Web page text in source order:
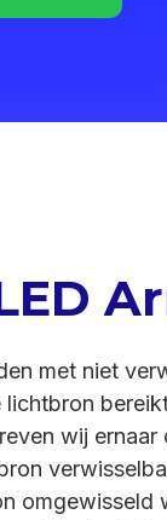
met niet
wij ernaar
omgewisseld